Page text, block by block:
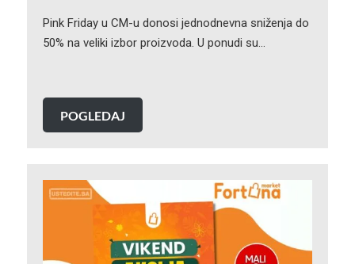
Pink Friday u CM-u donosi jednodnevna sniženja do
50% na veliki izbor proizvoda. U ponudi su…
POGLEDAJ